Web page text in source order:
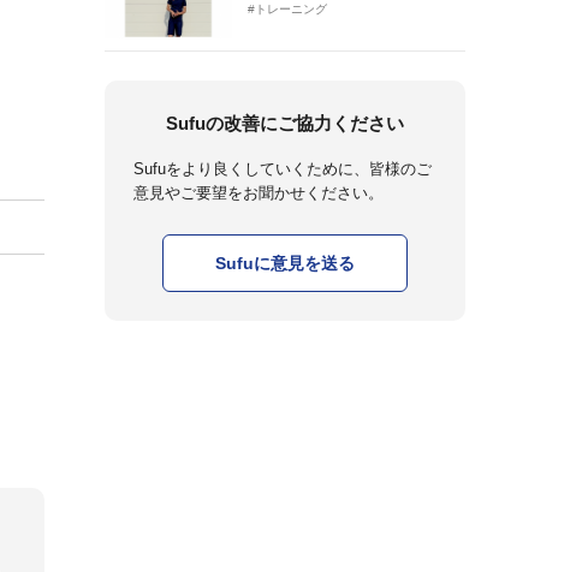
#トレーニング
Sufuの改善にご協力ください
Sufuをより良くしていくために、皆様のご
意見やご要望をお聞かせください。
Sufuに意見を送る